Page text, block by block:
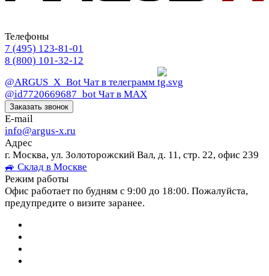
Телефоны
7 (495) 123-81-01
8 (800) 101-32-12
@ARGUS_X_Bot Чат в телеграмм
@id7720669687_bot Чат в МАХ
Заказать звонок
E-mail
info@argus-x.ru
Адрес
г. Москва, ул. Золоторожский Вал, д. 11, стр. 22, офис 239
🚙 Склад в Москве
Режим работы
Офис работает по будням с 9:00 до 18:00. Пожалуйста,
предупредите о визите заранее.